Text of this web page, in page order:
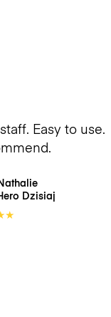
Easy to use.
Dzisiaj
★